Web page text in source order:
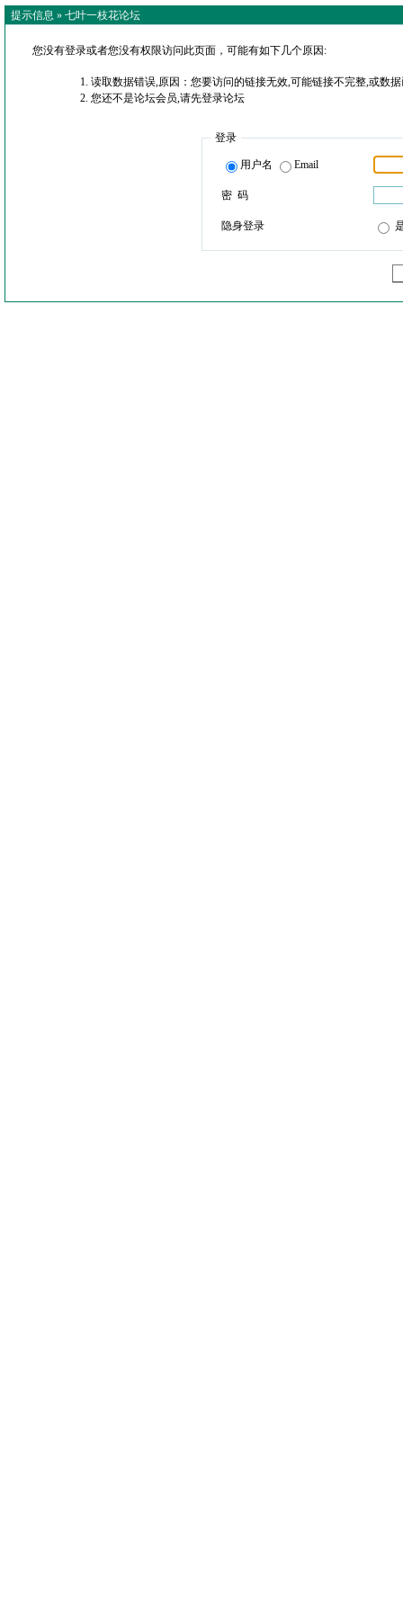
提示信息 » 七叶一枝花论坛
您没有登录或者您没有权限访问此页面，可能有如下几个原因:
读取数据错误,原因：您要访问的链接无效,可能链接不完整,或数
您还不是论坛会员,请先登录论坛
登录
用户名 Email
密 码
隐身登录